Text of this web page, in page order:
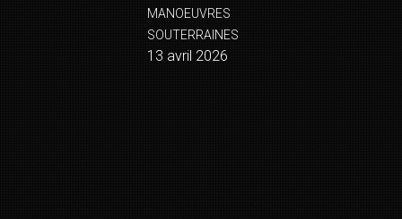
MANOEUVRES
SOUTERRAINES
13 avril 2026